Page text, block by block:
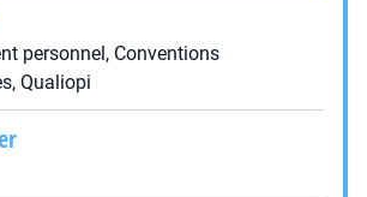
personnel, Conventions
Qualiopi